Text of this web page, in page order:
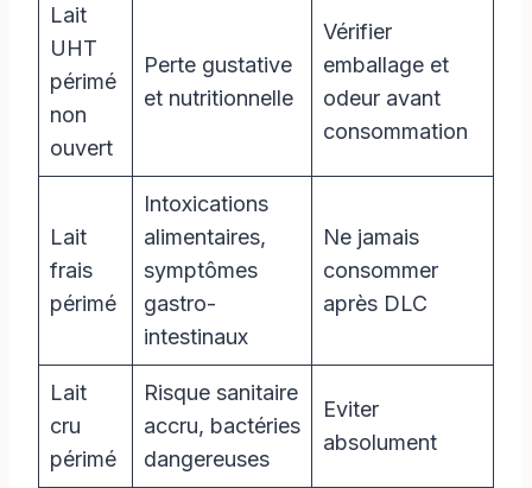
Lait
UHT
périmé
non
ouvert
Perte gustative
et nutritionnelle
Vérifier
emballage et
odeur avant
consommation
Lait
frais
périmé
Intoxications
alimentaires,
symptômes
gastro-
intestinaux
Ne jamais
consommer
après DLC
Lait
cru
périmé
Risque sanitaire
accru, bactéries
dangereuses
Eviter
absolument